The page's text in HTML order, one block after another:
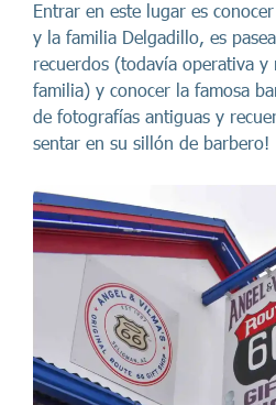
Entrar en este lugar es
y la familia Delgadillo, es
recuerdos (todavía operativa y
familia) y conocer la famosa
de fotografías antiguas y
sentar en su sillón de barbero!